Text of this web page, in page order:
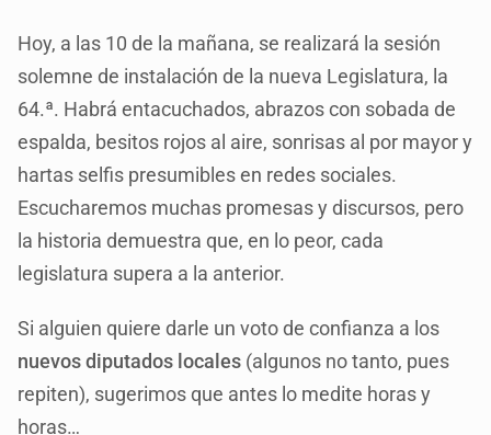
Hoy, a las 10 de la mañana, se realizará la sesión
solemne de instalación de la nueva Legislatura, la
64.ª. Habrá entacuchados, abrazos con sobada de
espalda, besitos rojos al aire, sonrisas al por mayor y
hartas selfis presumibles en redes sociales.
Escucharemos muchas promesas y discursos, pero
la historia demuestra que, en lo peor, cada
legislatura supera a la anterior.
Si alguien quiere darle un voto de confianza a los
nuevos diputados locales (algunos no tanto, pues
repiten), sugerimos que antes lo medite horas y
horas…